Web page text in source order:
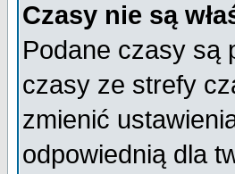
Czasy nie są
Podane czasy są
czasy ze strefy
zmienić
odpowiednią dla